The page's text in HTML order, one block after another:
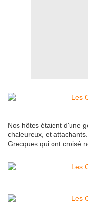
Nos hôtes étaient d'une
chaleureux, et
Grecques qui ont croisé